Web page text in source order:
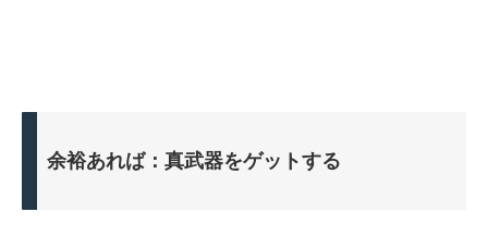
余裕あれば：真武器をゲットする